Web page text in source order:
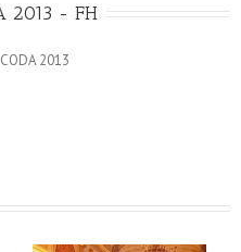
2013 - FH
2013